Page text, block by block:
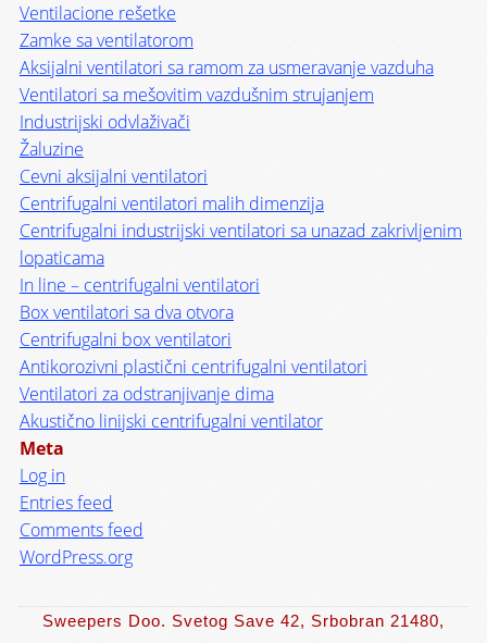
Ventilacione rešetke
Zamke sa ventilatorom
Aksijalni ventilatori sa ramom za usmeravanje vazduha
Ventilatori sa mešovitim vazdušnim strujanjem
Industrijski odvlaživači
Žaluzine
Cevni aksijalni ventilatori
Centrifugalni ventilatori malih dimenzija
Centrifugalni industrijski ventilatori sa unazad zakrivljenim
lopaticama
In line – centrifugalni ventilatori
Box ventilatori sa dva otvora
Centrifugalni box ventilatori
Antikorozivni plastični centrifugalni ventilatori
Ventilatori za odstranjivanje dima
Akustično linijski centrifugalni ventilator
Meta
Log in
Entries feed
Comments feed
WordPress.org
Sweepers Doo. Svetog Save 42, Srbobran 21480,